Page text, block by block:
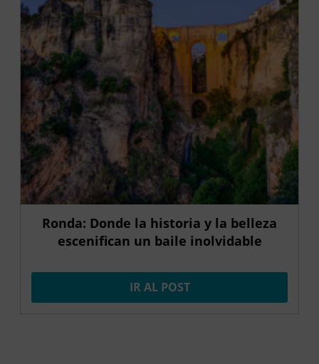
Ronda: Donde la historia y la belleza
escenifican un baile inolvidable
IR AL POST